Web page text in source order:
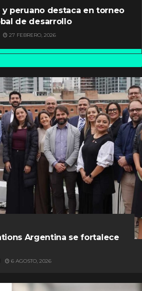
peruano destaca en torneo
de desarrollo
27 FEBRERO, 2026
Argentina se fortalece
6 AGOSTO, 2026